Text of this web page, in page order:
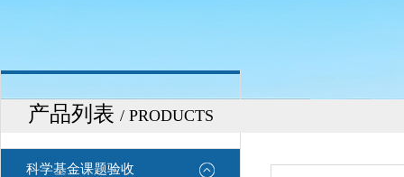
产品列表 / PRODUCTS
科学基金课题验收